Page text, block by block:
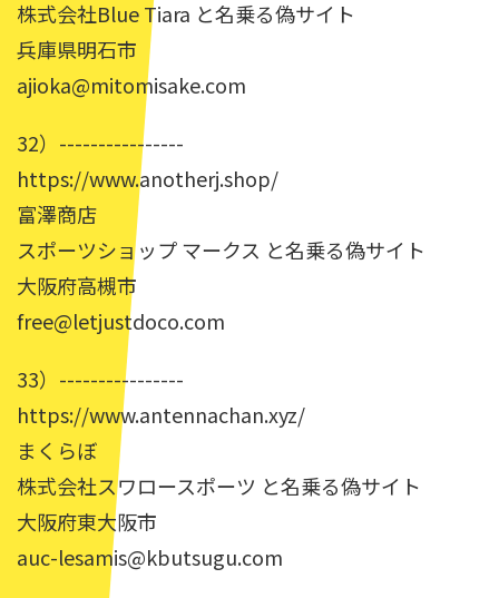
株式会社Blue Tiara と名乗る偽サイト
兵庫県明石市
ajioka@mitomisake.com
32）----------------
https://www.anotherj.shop/
富澤商店
スポーツショップ マークス と名乗る偽サイト
大阪府高槻市
free@letjustdoco.com
33）----------------
https://www.antennachan.xyz/
まくらぼ
株式会社スワロースポーツ と名乗る偽サイト
大阪府東大阪市
auc-lesamis@kbutsugu.com